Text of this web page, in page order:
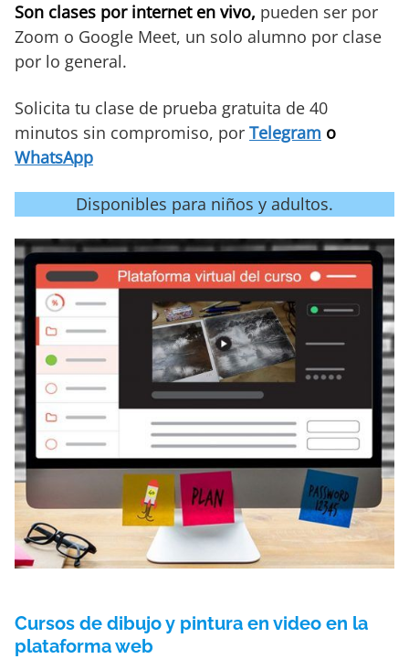
Son clases por internet en vivo, pueden ser por
Zoom o Google Meet, un solo alumno por clase
por lo general.
Solicita tu clase de prueba gratuita de 40
minutos sin compromiso, por Telegram o
WhatsApp
Disponibles para niños y adultos.
Cursos de dibujo y pintura en video en la
plataforma web